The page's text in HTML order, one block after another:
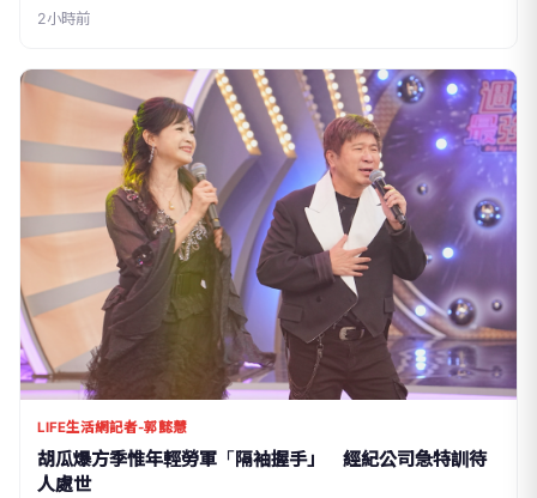
2小時前
LIFE生活網記者-郭懿慧
胡瓜爆方季惟年輕勞軍「隔袖握手」 經紀公司急特訓待
人處世